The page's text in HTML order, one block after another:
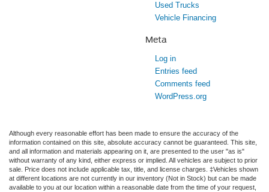
Used Trucks
Vehicle Financing
Meta
Log in
Entries feed
Comments feed
WordPress.org
Although every reasonable effort has been made to ensure the accuracy of the
information contained on this site, absolute accuracy cannot be guaranteed. This site,
and all information and materials appearing on it, are presented to the user "as is"
without warranty of any kind, either express or implied. All vehicles are subject to prior
sale. Price does not include applicable tax, title, and license charges. ‡Vehicles shown
at different locations are not currently in our inventory (Not in Stock) but can be made
available to you at our location within a reasonable date from the time of your request,